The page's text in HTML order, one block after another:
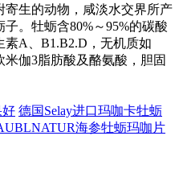
生的动物，咸淡水交界所产
。牡蛎含80%～95%的碳酸
A、B1.B2.D，无机质如
伽3脂肪酸及酪氨酸，胆固
好 德国Selay进口玛咖卡牡蛎
海参牡蛎玛咖片